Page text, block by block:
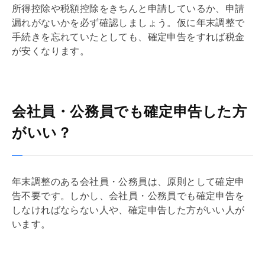
所得控除や税額控除をきちんと申請しているか、申請
漏れがないかを必ず確認しましょう。仮に年末調整で
手続きを忘れていたとしても、確定申告をすれば税金
が安くなります。
会社員・公務員でも確定申告した方
がいい？
年末調整のある会社員・公務員は、原則として確定申
告不要です。しかし、会社員・公務員でも確定申告を
しなければならない人や、確定申告した方がいい人が
います。